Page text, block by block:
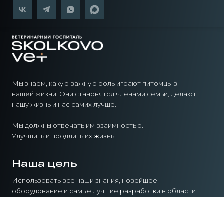
Мы знаем, какую важную роль играют питомцы в
нашей жизни. Они становятся членами семьи, делают
нашу жизнь и нас самих лучше.
Мы должны отвечать им взаимностью.
Улучшить и продлить их жизнь.
Наша цель
Использовать все наши знания, новейшее
оборудование и самые лучшие разработки в области